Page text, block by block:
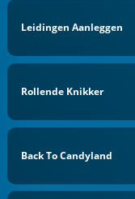
Leidingen Aanleggen
Rollende Knikker
Back To Candyland